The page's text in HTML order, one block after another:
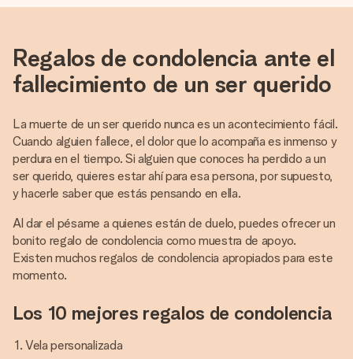
Regalos de condolencia ante el
fallecimiento de un ser querido
La muerte de un ser querido nunca es un acontecimiento fácil.
Cuando alguien fallece, el dolor que lo acompaña es inmenso y
perdura en el tiempo. Si alguien que conoces ha perdido a un
ser querido, quieres estar ahí para esa persona, por supuesto,
y hacerle saber que estás pensando en ella.
Al dar el pésame a quienes están de duelo, puedes ofrecer un
bonito regalo de condolencia como muestra de apoyo.
Existen muchos regalos de condolencia apropiados para este
momento.
Los 10 mejores regalos de condolencia
Vela personalizada